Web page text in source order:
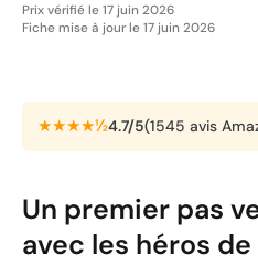
Prix vérifié le 17 juin 2026
Fiche mise à jour le 17 juin 2026
★★★★½4.7/5(1545 avis
Un premier pas
avec les héros de